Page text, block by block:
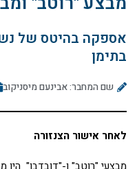
אספקה בהיטס של
בתימן
שם המחבר: אבינעם מיסניקוב
לאחר אישור הצנזורה
מבצעי "רוטב" ו-"דובדבן"